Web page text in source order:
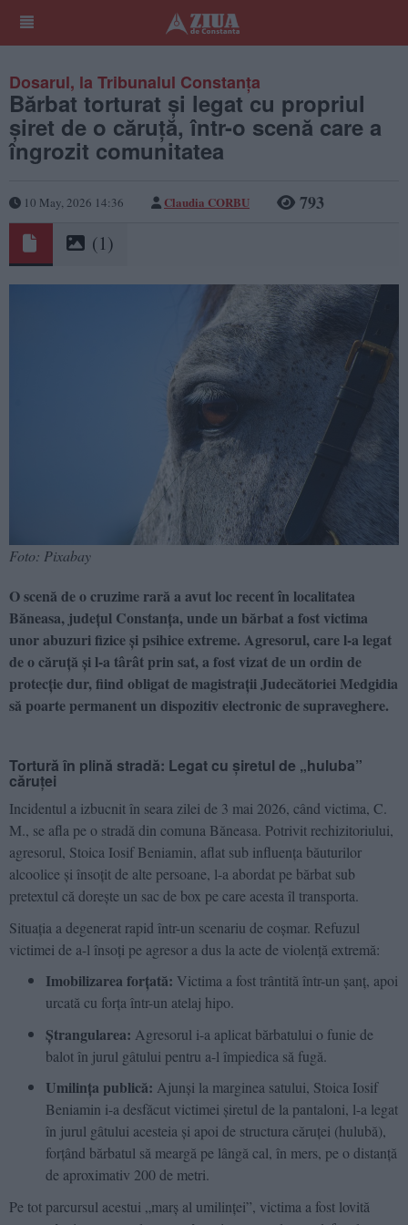
Dosarul, la Tribunalul Constanța
Bărbat torturat și legat cu propriul
șiret de o căruță, într-o scenă care a
îngrozit comunitatea
10 May, 2026 14:36 Claudia CORBU 793
(1)
Foto: Pixabay
O scenă de o cruzime rară a avut loc recent în localitatea
Băneasa, județul Constanța, unde un bărbat a fost victima
unor abuzuri fizice și psihice extreme. Agresorul, care l-a legat
de o căruță și l-a târât prin sat, a fost vizat de un ordin de
protecție dur, fiind obligat de magistrații Judecătoriei Medgidia
să poarte permanent un dispozitiv electronic de supraveghere.
Tortură în plină stradă: Legat cu șiretul de „huluba”
căruței
Incidentul a izbucnit în seara zilei de 3 mai 2026, când victima, C.
M., se afla pe o stradă din comuna Băneasa. Potrivit rechizitoriului,
agresorul, Stoica Iosif Beniamin, aflat sub influența băuturilor
alcoolice și însoțit de alte persoane, l-a abordat pe bărbat sub
pretextul că dorește un sac de box pe care acesta îl transporta.
Situația a degenerat rapid într-un scenariu de coșmar. Refuzul
victimei de a-l însoți pe agresor a dus la acte de violență extremă:
Imobilizarea forțată: Victima a fost trântită într-un șanț, apoi
urcată cu forța într-un atelaj hipo.
Ștrangularea: Agresorul i-a aplicat bărbatului o funie de
balot în jurul gâtului pentru a-l împiedica să fugă.
Umilința publică: Ajunși la marginea satului, Stoica Iosif
Beniamin i-a desfăcut victimei șiretul de la pantaloni, l-a legat
în jurul gâtului acesteia și apoi de structura căruței (hulubă),
forțând bărbatul să meargă pe lângă cal, în mers, pe o distanță
de aproximativ 200 de metri.
Pe tot parcursul acestui „marș al umilinței”, victima a fost lovită